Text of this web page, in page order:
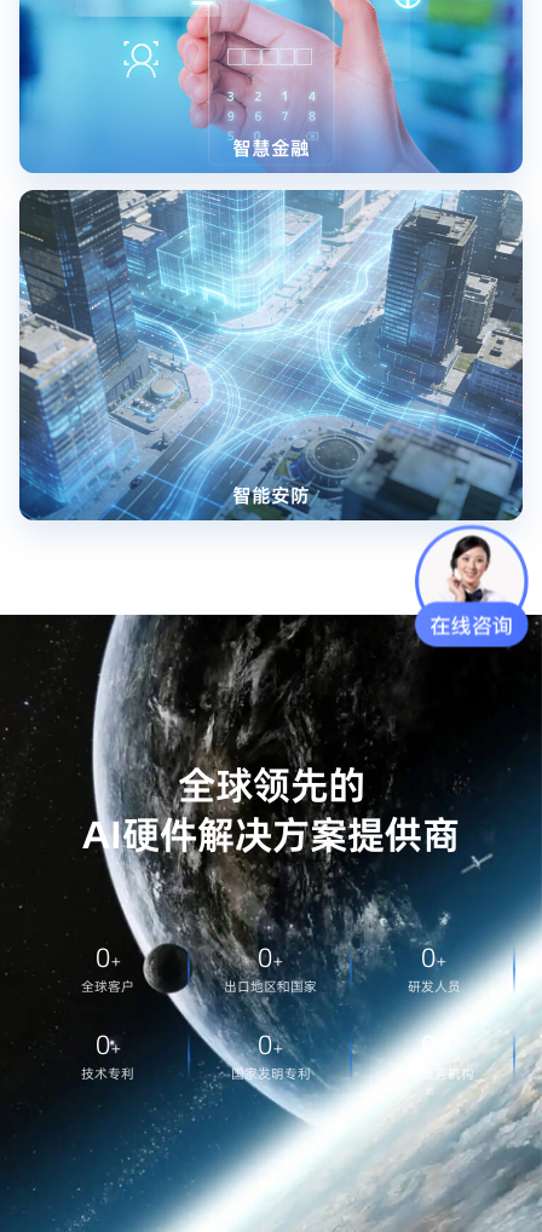
智慧金融
智能安防
全球领先的
AI硬件解决方案提供商
0+
全球客户
0+
出口地区和国家
0+
研发人员
0+
技术专利
0+
国家发明专利
0
全国服务机构